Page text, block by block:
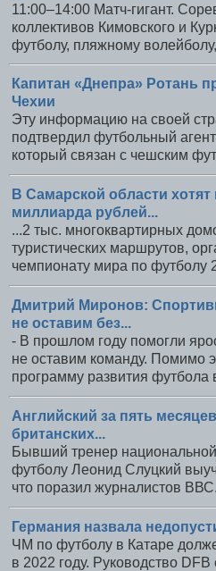
11:00–14:00 Матч-гигант.
коллективов Кимовского и
футболу, пляжному волейболу,
Капитан «Днепра» Ротань
Чехии
Эту информацию на своей
подтвердил футбольный
который связан с чешским
В Самарской области хотят
миллиарда рублей...
...2 тыс. многоквартирных
туристических маршрутов,
чемпионату мира по футболу
Дмитрий Миронов:
не оставим без...
- В прошлом году помогли
не оставим команду. Помимо
программу развития футбола
Английский за пять
британских...
Бывший тренер
футболу Леонид Слуцкий
что поразил журналистов
Германия назвала
ЧМ по футболу в Катаре
в 2022 году. Руководство DFB